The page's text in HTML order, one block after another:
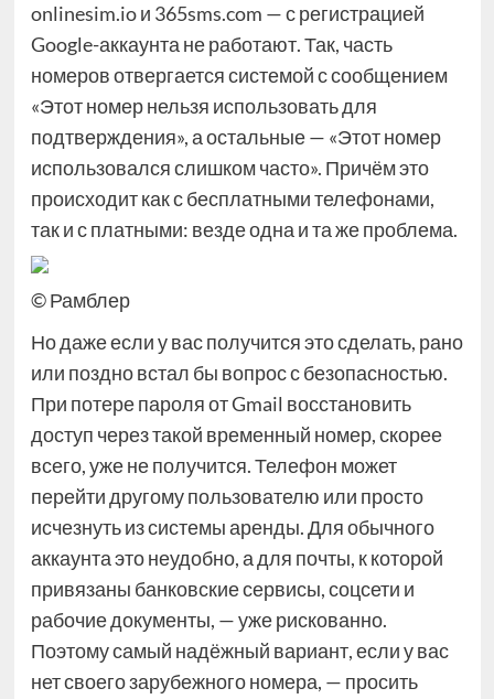
onlinesim.io и 365sms.com — с регистрацией
Google-аккаунта не работают. Так, часть
номеров отвергается системой с сообщением
«Этот номер нельзя использовать для
подтверждения», а остальные — «Этот номер
использовался слишком часто». Причём это
происходит как с бесплатными телефонами,
так и с платными: везде одна и та же проблема.
© Рамблер
Но даже если у вас получится это сделать, рано
или поздно встал бы вопрос с безопасностью.
При потере пароля от Gmail восстановить
доступ через такой временный номер, скорее
всего, уже не получится. Телефон может
перейти другому пользователю или просто
исчезнуть из системы аренды. Для обычного
аккаунта это неудобно, а для почты, к которой
привязаны банковские сервисы, соцсети и
рабочие документы, — уже рискованно.
Поэтому самый надёжный вариант, если у вас
нет своего зарубежного номера, — просить